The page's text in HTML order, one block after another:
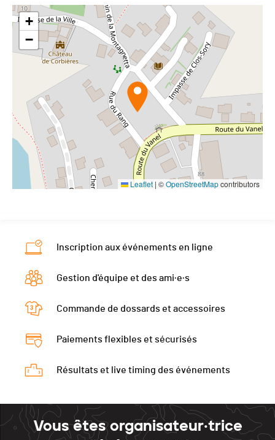
+
−
Leaflet | ©OpenStreetMapcontributors
Inscription aux événements en ligne
Gestion d'équipe et des ami·e·s
Commande de dossards et accessoires
Paiements flexibles et sécurisés
Résultats et live timing des événements
Vous êtes organisateur·trice